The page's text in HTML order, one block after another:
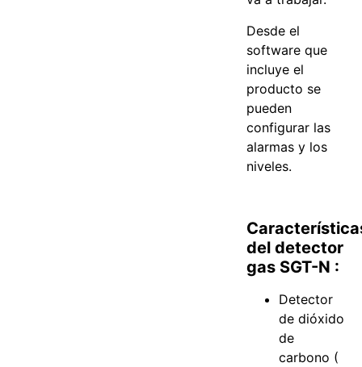
Desde el
software que
incluye el
producto se
pueden
configurar las
alarmas y los
niveles.
del detector
gas SGT-N :
Detector
de dióxido
de
carbono (